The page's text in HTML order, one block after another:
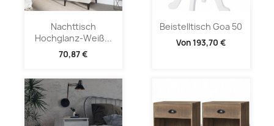
Nachttisch
Hochglanz-Weiß...
70,87 €
Beistelltisch Goa 50
Von193,70 €